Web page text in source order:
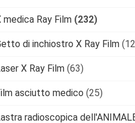
medica Ray Film (232)
di inchiostro X Ray Film
X Ray Film (63)
asciutto medico (25)
radioscopica